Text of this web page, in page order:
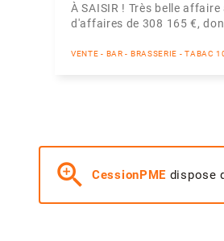
À SAISIR ! Très belle
d'affaires de 308 165 €,
VENTE - BAR - BRASSERIE - TABAC
zoom_in CessionPME dispose